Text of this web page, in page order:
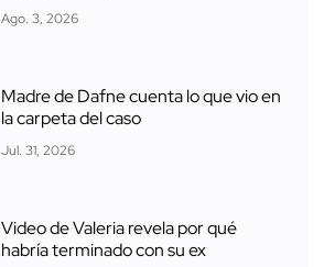
Ago. 3, 2026
Madre de Dafne cuenta lo que vio en
la carpeta del caso
Jul. 31, 2026
Video de Valeria revela por qué
habría terminado con su ex